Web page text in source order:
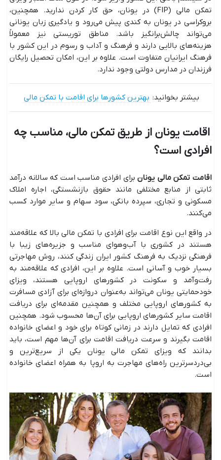
تمکن مالی (FIP) در یونان، حق کار کردن ندارید. همچنین،
بروکراسی در یونان به کندی پیش می‌رود و یادگیری زبان یونانی
می‌تواند چالش‌برانگیز باشد. مناطق توریستی نیز معمولاً
هزینه‌های بالایی دارند و فرهنگ و آداب و رسوم در این کشور با
فرهنگ ایرانیان متفاوت است. علاوه بر این، امکان تحصیل رایگان
فرزندان در مدارس دولتی وجود ندارد.
بیشتر بخوانید: بهترین کشورها برای اقامت با تمکن مالی
اقامت یونان از طریق تمکن مالی، مناسب چه
افرادی است؟
اقامت تمکن مالی یونانبرای افرادی مناسب است که سالانه درآمد
ثابتی از منابع مختلفی مانند حقوق بازنشستگی، اجاره املاک
مسکونی و تجاری، سپرده بانکی، سود سهام و سایر موارد کسب
می‌کنند.
در واقع این نوع اقامت برای افرادی با تمکن مالی بالا که علاقه‌مند
هستند در کشوری با آب‌وهوای مناسب و جزیره‌های زیبا با
فرهنگی نزدیک به فرهنگ کشور ایران زندگی کنند، روش مهاجرتی
بسیار خوب و آسانی است. علاوه بر این، افرادی که علاقه‌مند به
رفت‌وآمد و سکونت در کشورهای اروپایی هستند، ویزای
خودحمایتی یونان می‌تواند به‌عنوان دروازه‌ای برای آزادی مسافرت
به کشورهای اروپایی مختلف و همچنین مقدمه‌ای برای دریافت
اقامت سایر کشورهای اروپایی برای آن‌ها محسوب شود. همچنین
افرادی که تمایل دارند در زمانی کوتاه برای خود و اعضای خانواده
اقامت بگیرند و سرعت دریافت اقامت برای آن‌ها مهم است، باید
بدانند که ویزای تمکن مالی یونان یکی از سریع‌ترین و
بی‌دردسرترین راه‌های مهاجرت به اروپا به همراه اعضای خانواده
است.